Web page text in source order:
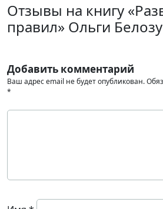
Отзывы на книгу
правил» Ольги
Добавить комментарий
Ваш адрес email не будет опубликован.
*